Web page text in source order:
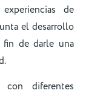
de
el desarrollo
fin de darle una
con diferentes